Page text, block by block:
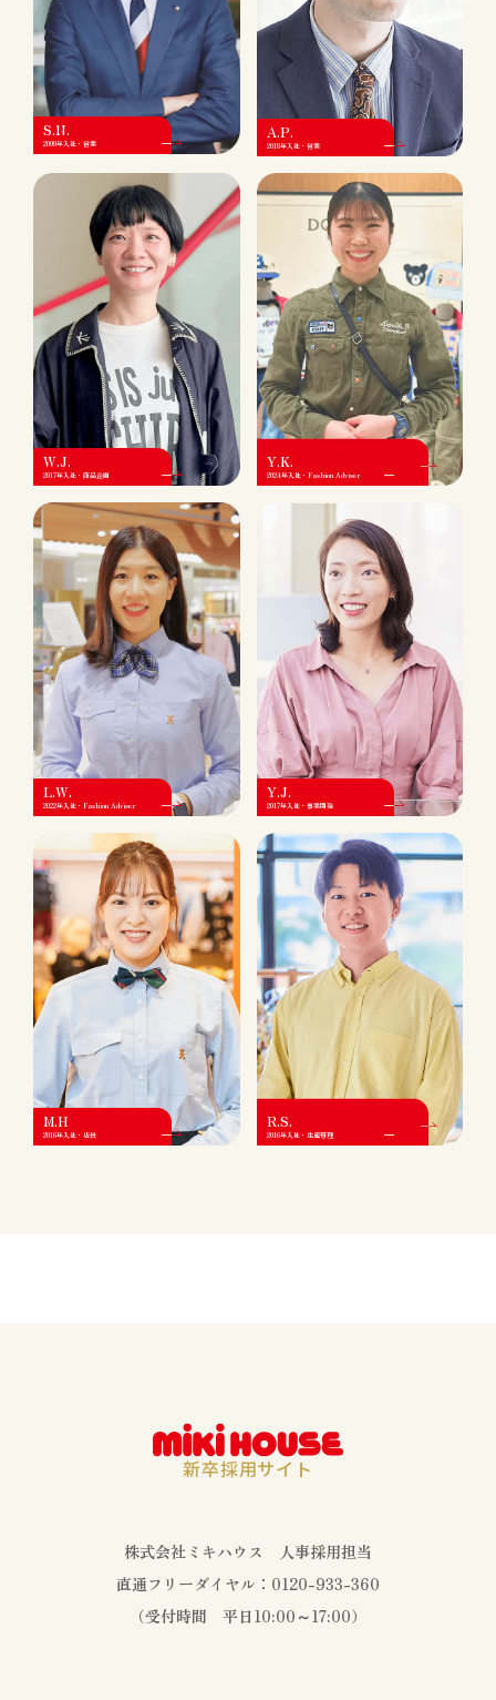
S.N.
2009年入社・営業
A.P.
2018年入社・営業
W.J.
2017年入社・商品企画
Y.K.
2024年入社・Fashion Adviser
L.W.
2022年入社・Fashion Adviser
Y.J.
2017年入社・事業開発
M.H
2016年入社・店長
R.S.
2016年入社・生産管理
新卒採用サイト
株式会社ミキハウス 人事採用担当
直通フリーダイヤル： 0120-933-360
（受付時間 平日10:00～17:00）